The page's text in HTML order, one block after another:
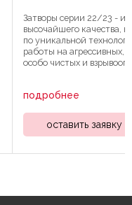
Затворы серии 22/23 -
высочайшего качества,
по уникальной
работы на агрессивных,
особо чистых и
Предназначены как для
подробнее
оставить заявку